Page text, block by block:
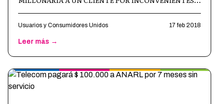
justicia tandil
…
Usuarios y Consumidores Unidos 17 feb 2018
Leer más →